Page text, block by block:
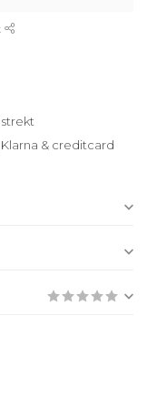
& creditcard